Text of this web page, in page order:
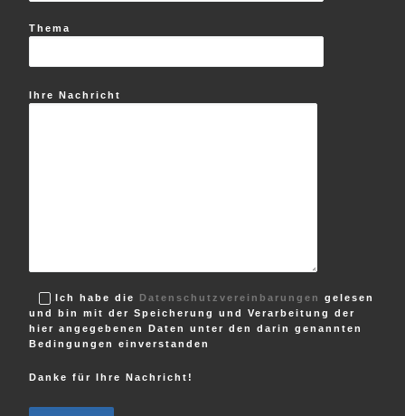
Thema
Ihre Nachricht
Ich habe die Datenschutzvereinbarungen
gelesen
und bin mit der Speicherung und Verarbeitung der
hier angegebenen Daten unter den darin genannten
Bedingungen einverstanden
Danke für Ihre Nachricht!
i